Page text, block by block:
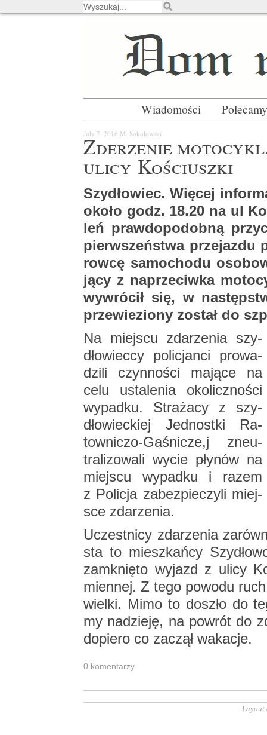
Wiadomości Polecamy
July 7, 2016 M. So­ko­łow­ski
Zde­rze­nie
ulicy Ko­ściusz­ki
Szy­dło­wiec. Wię­cej
około godz. 18.20 na ul
leń praw­do­po­dob­ną
pierw­szeń­stwa prze­jaz­du
row­cę sa­mo­cho­du
ją­cy z na­prze­ciw­ka
wy­wró­cił się, w
prze­wie­zio­ny zo­stał do
Na miej­scu zda­rze­nia szy­
dło­wiec­cy po­li­cjan­ci pro­wa­
dzi­li czyn­no­ści ma­ją­ce na
celu usta­le­nia oko­licz­no­ści
wy­pad­ku. Stra­ża­cy z szy­
dło­wiec­kiej Jed­nost­ki Ra­
tow­ni­czo-Ga­śni­cze,j zneu­
tra­li­zo­wa­li wycie pły­nów na
miej­scu wy­pad­ku i razem
z Po­li­cja za­bez­pie­czy­li miej­
sce zda­rze­nia.
Uczest­ni­cy zda­rze­nia
sta to miesz­kań­cy
za­mknię­to wy­jazd z ulicy
mien­nej. Z tego po­wo­du
wiel­ki. Mimo to do­szło do
my na­dzie­ję, na po­wrót do
do­pie­ro co za­czął wa­ka­cje.
0 ko­men­ta­rzy
Layout